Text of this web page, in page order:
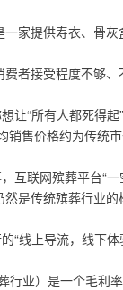
一家提供寿衣、骨
者接受程度不够、
让“所有人都死得
销售价格约为传统
互联网殡葬平台“
是传统殡葬行业的
“线上导流，线下
行业）是一个毛利